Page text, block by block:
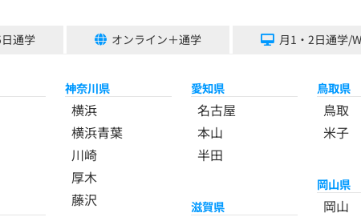
通学 オンライン＋通学 月1・2日通学/
神奈川県
横浜
横浜青葉
川崎
厚木
藤沢
愛知県
名古屋
本山
半田
滋賀県
鳥取県
鳥取
米子
岡山県
岡山